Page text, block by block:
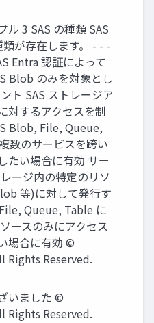
ル 3 SAS の種類 SAS
が存在します。 - - -
Entra 認証によって
Blob のみを対象とし
ト SAS ストレージア
対するアクセスを制
Blob, File, Queue,
数のサービスを跨い
たい場合に有効 サー
ージ内の特定のリソ
等)に対して発行す
Queue, Table に
ースのみにアクセス
場合に有効 ©
Rights Reserved.
いました ©
Rights Reserved.